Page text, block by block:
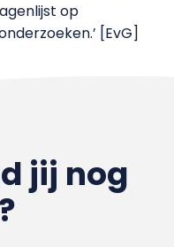
op
[EvG]
jij nog